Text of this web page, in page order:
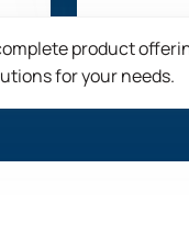
un
aliphatique
bois depuis
product
for your needs.